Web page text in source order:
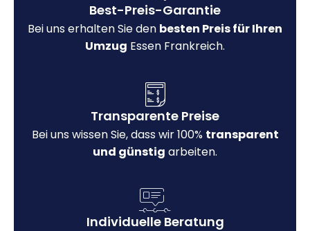
Best-Preis-Garantie
Bei uns erhalten Sie den besten Preis für Ihren
Umzug Essen Frankreich.
Transparente Preise
Bei uns wissen Sie, dass wir 100% transparent
und günstig arbeiten.
Individuelle Beratung